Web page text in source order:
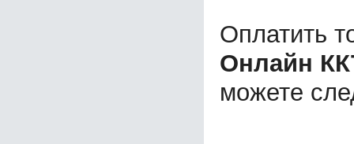
Оплатить
Онлайн
можете